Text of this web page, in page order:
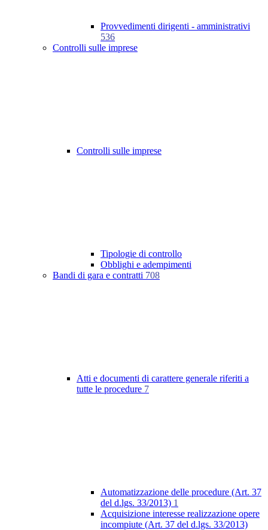
Provvedimenti dirigenti - amministrativi
536
Controlli sulle imprese
Controlli sulle imprese
Tipologie di controllo
Obblighi e adempimenti
Bandi di gara e contratti 708
Atti e documenti di carattere generale riferiti a
tutte le procedure 7
Automatizzazione delle procedure (Art. 37
del d.lgs. 33/2013) 1
Acquisizione interesse realizzazione opere
incompiute (Art. 37 del d.lgs. 33/2013)